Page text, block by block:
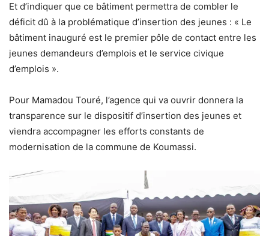
Et d’indiquer que ce bâtiment permettra de combler le
déficit dû à la problématique d’insertion des jeunes : « Le
bâtiment inauguré est le premier pôle de contact entre les
jeunes demandeurs d’emplois et le service civique
d’emplois ».
Pour Mamadou Touré, l’agence qui va ouvrir donnera la
transparence sur le dispositif d’insertion des jeunes et
viendra accompagner les efforts constants de
modernisation de la commune de Koumassi.